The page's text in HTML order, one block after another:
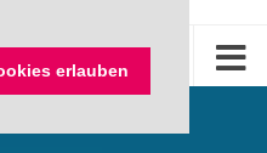
erlauben